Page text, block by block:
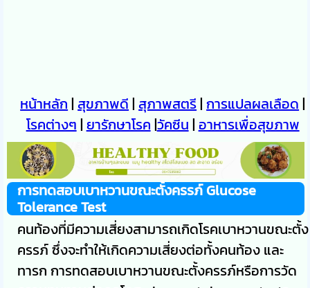
หน้าหลัก | สุขภาพดี | สุภาพสตรี|การแปลผลเลือด |
โรคต่างๆ | ยารักษาโรค |วัคซีน | อาหารเพื่อสุขภาพ
การทดสอบเบาหวานขณะตั้งครรภ์ Glucose
Tolerance Test
คนท้องที่มีความเสี่ยงสามารถเกิดโรคเบาหวานขณะตั้ง
ครรภ์ ซึ่งจะทำให้เกิดความเสี่ยงต่อทั้งคนท้อง และ
ทารก การทดสอบเบาหวานขณะตั้งครรภ์หรือการวัด